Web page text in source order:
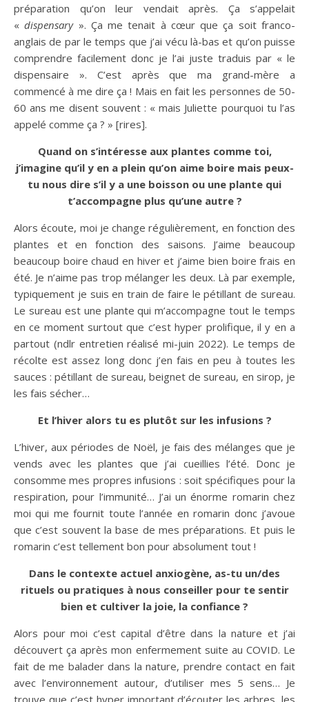
préparation qu’on leur vendait après. Ça s’appelait
«dispensary». Ça me tenait à cœur que ça soit franco-
anglais de par le temps que j’ai vécu là-bas et qu’on puisse
comprendre facilement donc je l’ai juste traduis par « le
dispensaire ». C’est après que ma grand-mère a
commencé à me dire ça ! Mais en fait les personnes de 50-
60 ans me disent souvent : « mais Juliette pourquoi tu l’as
appelé comme ça ? » [rires].
Quand on s’intéresse aux plantes comme toi,
j’imagine qu’il y en a plein qu’on aime boire mais peux-
tu nous dire s’il y a une boisson ou une plante qui
t’accompagne plus qu’une autre ?
Alors écoute, moi je change régulièrement, en fonction des
plantes et en fonction des saisons. J’aime beaucoup
beaucoup boire chaud en hiver et j’aime bien boire frais en
été. Je n’aime pas trop mélanger les deux. Là par exemple,
typiquement je suis en train de faire le pétillant de sureau.
Le sureau est une plante qui m’accompagne tout le temps
en ce moment surtout que c’est hyper prolifique, il y en a
partout (ndlr entretien réalisé mi-juin 2022). Le temps de
récolte est assez long donc j’en fais en peu à toutes les
sauces : pétillant de sureau, beignet de sureau, en sirop, je
les fais sécher…
Et l’hiver alors tu es plutôt sur les infusions ?
L’hiver, aux périodes de Noël, je fais des mélanges que je
vends avec les plantes que j’ai cueillies l’été. Donc je
consomme mes propres infusions : soit spécifiques pour la
respiration, pour l’immunité… J’ai un énorme romarin chez
moi qui me fournit toute l’année en romarin donc j’avoue
que c’est souvent la base de mes préparations. Et puis le
romarin c’est tellement bon pour absolument tout !
Dans le contexte actuel anxiogène, as-tu un/des
rituels ou pratiques à nous conseiller pour te sentir
bien et cultiver la joie, la confiance ?
Alors pour moi c’est capital d’être dans la nature et j’ai
découvert ça après mon enfermement suite au COVID. Le
fait de me balader dans la nature, prendre contact en fait
avec l’environnement autour, d’utiliser mes 5 sens… Je
trouve que c’est hyper important d’écouter les arbres, les